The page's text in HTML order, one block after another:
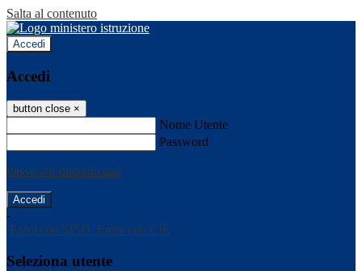
Salta al contenuto
Accedi
Accedi
button close ×
Nome Utente
Password
Password dimenticata?
-
Entra con SPID Entra con CIE
Seleziona utente